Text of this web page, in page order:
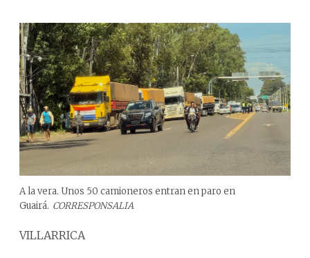
A la vera. Unos 50 camioneros entran en paro en
Guairá. CORRESPONSALIA
VILLARRICA